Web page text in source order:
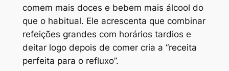
comem mais doces e bebem mais álcool do
que o habitual. Ele acrescenta que combinar
refeições grandes com horários tardios e
deitar logo depois de comer cria a “receita
perfeita para o refluxo”.